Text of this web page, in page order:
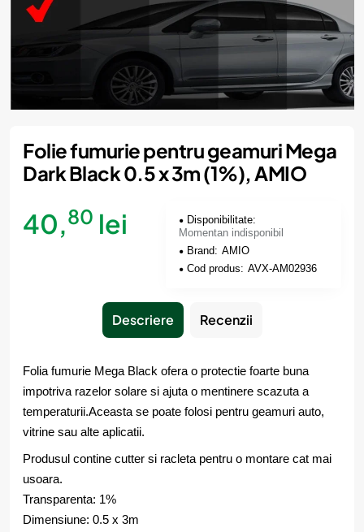
Momentan indisponibil
Folie fumurie pentru geamuri Mega
Dark Black 0.5 x 3m (1%), AMIO
40,80 lei
Disponibilitate:
Momentan indisponibil
Brand: AMIO
Cod produs: AVX-AM02936
Descriere Recenzii
Folia fumurie Mega Black ofera o protectie foarte buna
impotriva razelor solare si ajuta o mentinere scazuta a
temperaturii.Aceasta se poate folosi pentru geamuri auto,
vitrine sau alte aplicatii.
Produsul contine cutter si racleta pentru o montare cat mai
usoara.
Transparenta: 1%
Dimensiune: 0.5 x 3m